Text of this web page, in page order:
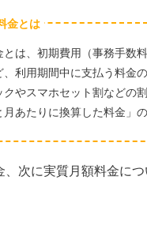
金とは
とは、初期費用（事務手数
、利用期間中に支払う料金
クやスマホセット割などの
あたりに換算した料金」の
、次に実質月額料金に